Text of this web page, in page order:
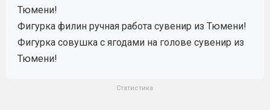
Тюмени!
Фигурка филин ручная работа сувенир из Тюмени!
Фигурка совушка с ягодами на голове сувенир из
Тюмени!
Статистика